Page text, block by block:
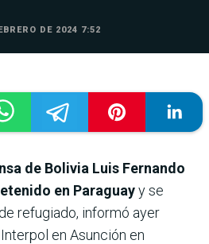
DE 2024 7:52
de Bolivia Luis Fernando
en Paraguayy se
refugiado, informó ayer
en Asunción en